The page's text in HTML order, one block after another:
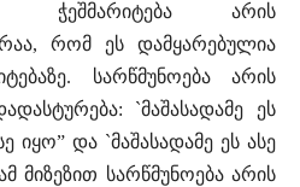
ჭეშმარიტება არის
რომ ეს დამყარებულია
სარწმუნოება არის
`მაშასადამე ეს
იყო” და `მაშასადამე ეს ასე
მიზეზით სარწმუნოება არის